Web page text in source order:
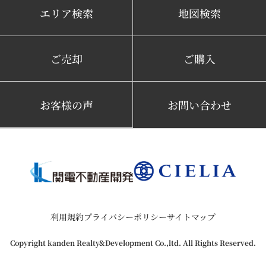
エリア検索 地図検索
ご売却 ご購入
お客様の声 お問い合わせ
利用規約プライバシーポリシーサイトマップ
Copyright kanden Realty&Development Co.,ltd. All Rights Reserved.